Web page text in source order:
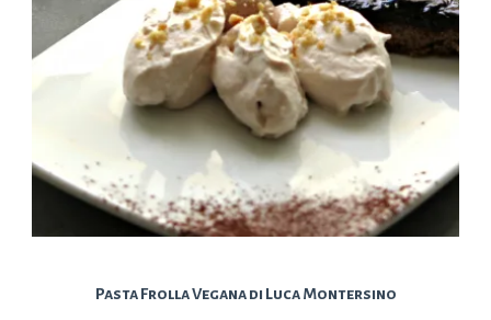
Pasta Frolla Vegana di Luca Montersino